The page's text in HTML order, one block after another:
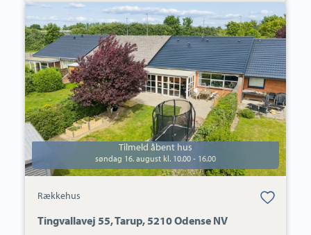
Rækkehus:
Tingvallavej
55,
Tarup,
5210
Odense
NV
Tilmeld åbent hus
søndag 16. august kl. 10.00 - 16.00
Rækkehus
Bolig er gemt
under dine
Tingvallavej 55, Tarup, 5210 Odense NV